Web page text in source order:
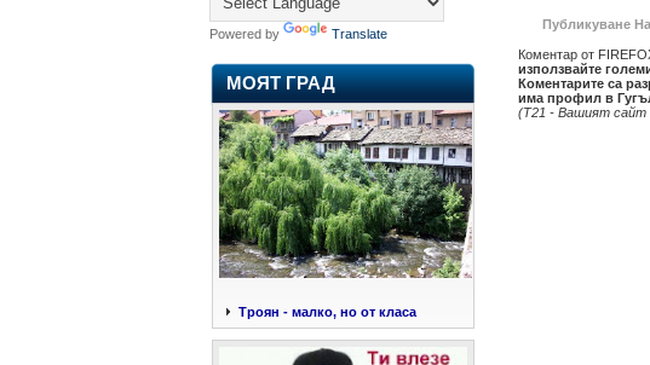
Powered by Translate
МОЯТ ГРАД
Троян - малко, но от класа
Публикуване
Коментар от
използвайте
Коментарите са
има профил в
(Т21 - Вашият сайт